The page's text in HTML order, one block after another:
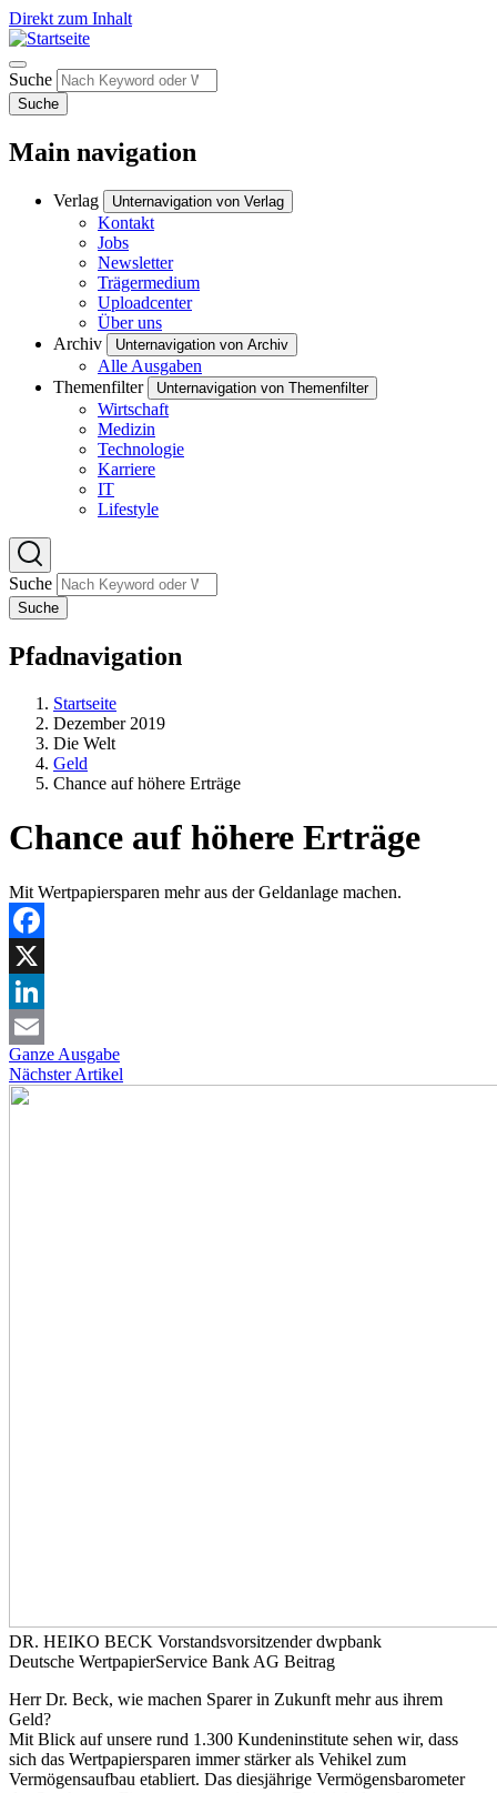
Direkt zum Inhalt
Suche
Suche
Main navigation
Verlag Unternavigation von Verlag
Kontakt
Jobs
Newsletter
Trägermedium
Uploadcenter
Über uns
Archiv
Unternavigation von Archiv
Alle Ausgaben
Themenfilter
Unternavigation von Themenfilter
Wirtschaft
Medizin
Technologie
Karriere
IT
Lifestyle
Suche
Suche
Pfadnavigation
Startseite
Dezember 2019
Die Welt
Geld
Chance auf höhere Erträge
Chance auf höhere Erträge
Mit Wertpapiersparen mehr aus der Geldanlage machen.
Facebook
X
LinkedIn
Email
Ganze Ausgabe
Nächster Artikel
DR. HEIKO BECK Vorstandsvorsitzender dwpbank
Deutsche WertpapierService Bank AG Beitrag
Herr Dr. Beck, wie machen Sparer in Zukunft mehr aus ihrem
Geld?
Mit Blick auf unsere rund 1.300 Kundeninstitute sehen wir, dass
sich das Wertpapiersparen immer stärker als Vehikel zum
Vermögensaufbau etabliert. Das diesjährige Vermögensbarometer